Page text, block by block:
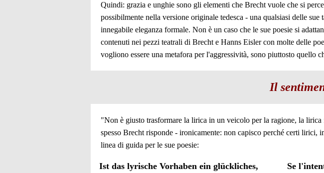
Quindi: grazia e unghie sono gli elementi che Brecht vuole che si
possibilmente nella versione originale tedesca - una qualsiasi delle
innegabile eleganza formale. Non è un caso che le sue poesie si
contenuti nei pezzi teatrali di Brecht e Hanns Eisler con molte delle
vogliono essere una metafora per l'aggressività, sono piuttosto quello
Il
"Non è giusto trasformare la lirica in un veicolo per la ragione, la
spesso Brecht risponde - ironicamente: non capisco perché certi
linea di guida per le sue poesie:
Ist das lyrische Vorhaben ein glückliches,
Se